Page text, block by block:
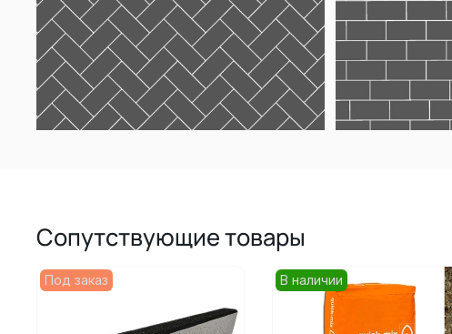
Сопутствующие товары
Под заказ В наличии